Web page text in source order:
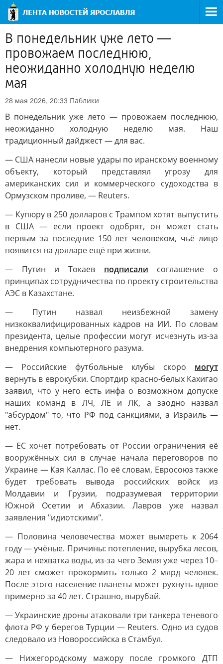
В понедельник уже лето —
провожаем последнюю,
неожиданно холодную неделю
мая
28 мая 2026, 20:33 Паблики
В понедельник уже лето — провожаем последнюю,
неожиданно холодную неделю мая. Наш
традиционный дайджест — для вас.
— США нанесли новые удары по иранскому военному
объекту, который представлял угрозу для
американских сил и коммерческого судоходства в
Ормузском проливе, — Reuters.
— Купюру в 250 долларов с Трампом хотят выпустить
в США — если проект одобрят, он может стать
первым за последние 150 лет человеком, чьё лицо
появится на долларе ещё при жизни.
— Путин и Токаев подписали соглашение о
принципах сотрудничества по проекту строительства
АЭС в Казахстане.
— Путин назвал неизбежной замену
низкоквалифицированных кадров на ИИ. По словам
президента, целые профессии могут исчезнуть из-за
внедрения компьютерного разума.
— Российские футбольные клубы скоро могут
вернуть в еврокубки. Спортдир красно-белых Кахигао
заявил, что у него есть инфа о возможном допуске
наших команд в ЛЧ, ЛЕ и ЛК, а заодно назвал
"абсурдом" то, что РФ под санкциями, а Израиль —
нет.
— ЕС хочет потребовать от России ограничения её
вооружённых сил в случае начала переговоров по
Украине — Кая Каллас. По её словам, Евросоюз также
будет требовать вывода российских войск из
Молдавии и Грузии, подразумевая территории
Южной Осетии и Абхазии. Лавров уже назвал
заявления "идиотскими".
— Половина человечества может вымереть к 2064
году — учёные. Причины: потепление, вырубка лесов,
жара и нехватка воды, из-за чего Земля уже через 10–
20 лет сможет прокормить только 2 млрд человек.
После этого население планеты может рухнуть вдвое
примерно за 40 лет. Страшно, вырубай.
— Украинские дроны атаковали три танкера теневого
флота РФ у берегов Турции — Reuters. Одно из судов
следовало из Новороссийска в Стамбул.
— Нижегородскому мажору после громкого ДТП